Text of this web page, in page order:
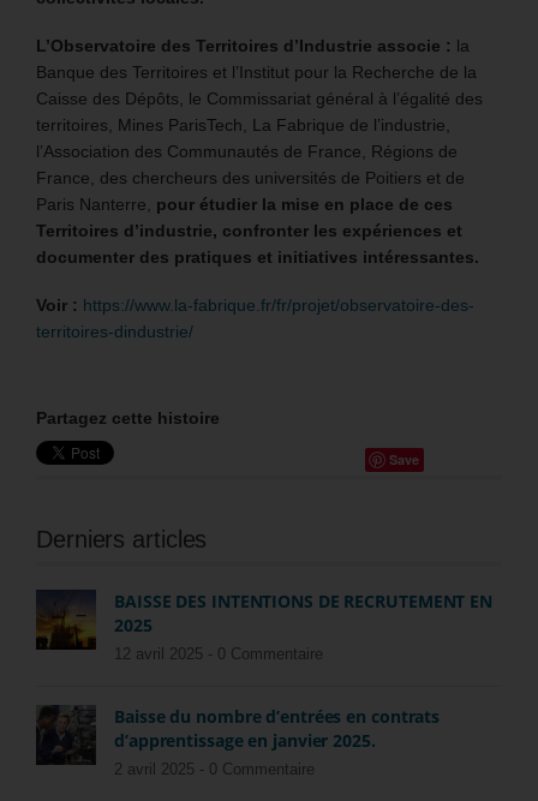
L’Observatoire des Territoires d’Industrie associe : la
Banque des Territoires et l’Institut pour la Recherche de la
Caisse des Dépôts, le Commissariat général à l’égalité des
territoires, Mines ParisTech, La Fabrique de l’industrie,
l’Association des Communautés de France, Régions de
France, des chercheurs des universités de Poitiers et de
Paris Nanterre, pour étudier la mise en place de ces
Territoires d’industrie, confronter les expériences et
documenter des pratiques et initiatives intéressantes.
Voir : https://www.la-fabrique.fr/fr/projet/observatoire-des-
territoires-dindustrie/
Partagez cette histoire
Save
Derniers articles
BAISSE DES INTENTIONS DE RECRUTEMENT EN
2025
12 avril 2025 - 0 Commentaire
Baisse du nombre d’entrées en contrats
d’apprentissage en janvier 2025.
2 avril 2025 - 0 Commentaire